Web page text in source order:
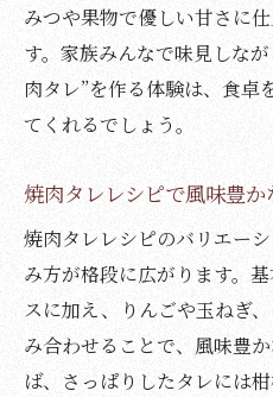
みつや果物で優しい甘さに
す。家族みんなで味見しな
肉タレ”を作る体験は、食卓
てくれるでしょう。
焼肉タレレシピで風味豊
焼肉タレレシピのバリエー
み方が格段に広がります。
スに加え、りんごや玉ねぎ
み合わせることで、風味豊
ば、さっぱりしたタレには